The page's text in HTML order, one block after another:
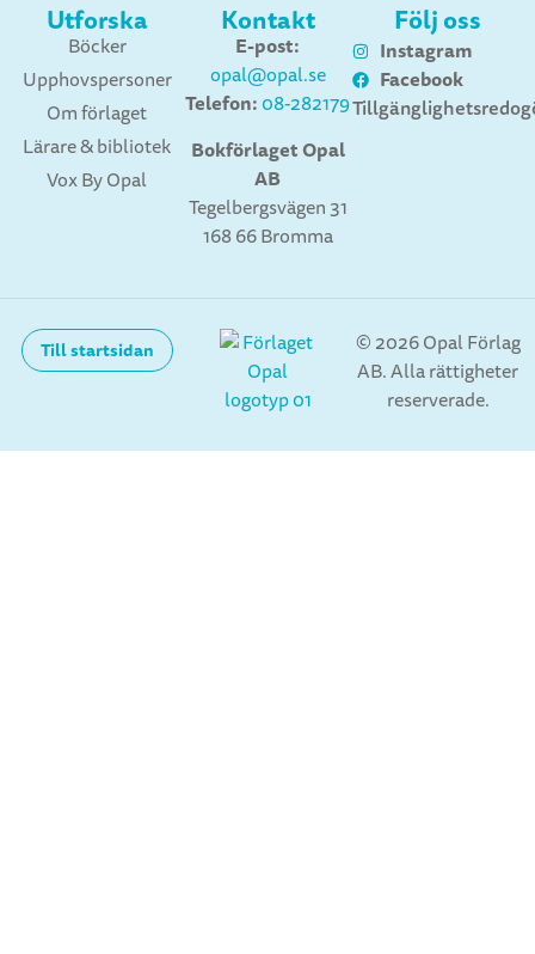
Utforska
Böcker
Upphovspersoner
Om förlaget
Lärare & bibliotek
Vox By Opal
Kontakt
E-post:
opal@opal.se
Telefon:08-282179
Bokförlaget Opal
AB
Tegelbergsvägen 31
168 66 Bromma
Följ oss
Instagram
Facebook
Till startsidan
© 2026 Opal Förlag
AB. Alla rättigheter
reserverade.